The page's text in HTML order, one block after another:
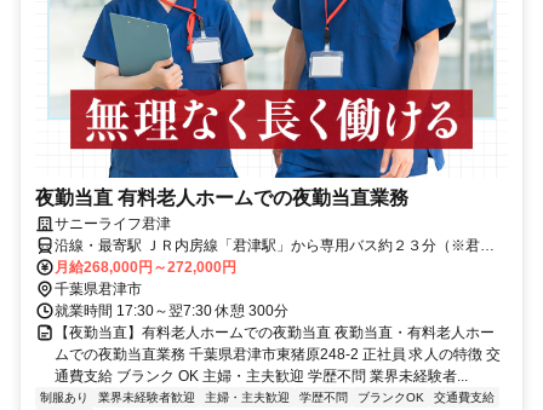
夜勤当直 有料老人ホームでの夜勤当直業務
サニーライフ君津
沿線・最寄駅 ＪＲ内房線「君津駅」から専用バス約２３分（※君津
駅より送迎有）マイカー・バイク通勤可（無料駐車場有）
月給268,000円～272,000円
千葉県君津市
就業時間 17:30～翌7:30 休憩 300分
【夜勤当直】有料老人ホームでの夜勤当直 夜勤当直・有料老人ホー
ムでの夜勤当直業務 千葉県君津市東猪原248-2 正社員 求人の特徴 交
通費支給 ブランク OK 主婦・主夫歓迎 学歴不問 業界未経験者...
制服あり 業界未経験者歓迎 主婦・主夫歓迎 学歴不問 ブランクOK
交通費支給